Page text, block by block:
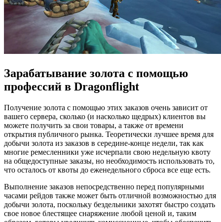
Зарабатывание золота с помощью
профессий в Dragonflight
Получение золота с помощью этих заказов очень зависит от
вашего сервера, сколько (и насколько щедрых) клиентов вы
можете получить за свои товары, а также от времени
открытия публичного рынка. Теоретически лучшее время для
добычи золота из заказов в середине-конце недели, так как
многие ремесленники уже исчерпали свою недельную квоту
на общедоступные заказы, но необходимость использовать то,
что осталось от квоты до еженедельного сброса все еще есть.
Выполнение заказов непосредственно перед популярными
часами рейдов также может быть отличной возможностью для
добычи золота, поскольку бездельники захотят быстро создать
свое новое блестящее снаряжение любой ценой и, таким